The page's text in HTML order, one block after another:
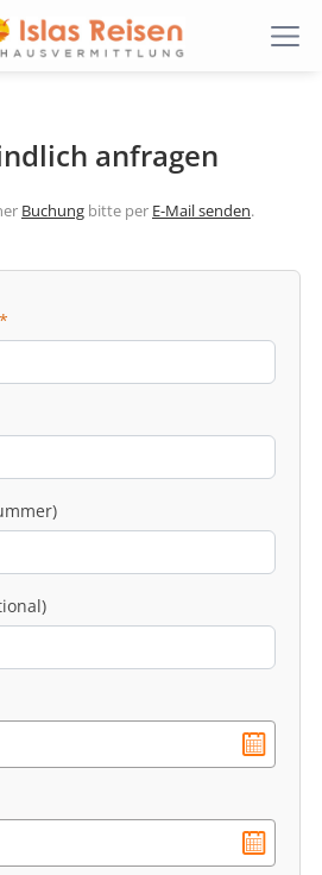
anfragen
Buchung bitte per E-Mail senden.
*